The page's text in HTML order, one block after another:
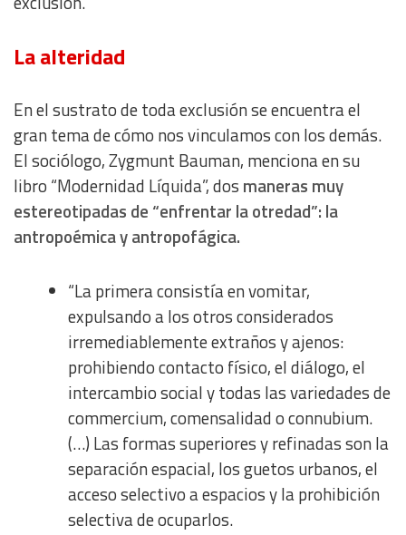
La alteridad
En el sustrato de toda exclusión se encuentra el
gran tema de cómo nos vinculamos con los demás.
El sociólogo, Zygmunt Bauman, menciona en su
libro “Modernidad Líquida”, dos maneras muy
estereotipadas de “enfrentar la otredad”: la
antropoémica y antropofágica.
“La primera consistía en vomitar,
expulsando a los otros considerados
irremediablemente extraños y ajenos:
prohibiendo contacto físico, el diálogo, el
intercambio social y todas las variedades de
commercium, comensalidad o connubium.
(…) Las formas superiores y refinadas son la
separación espacial, los guetos urbanos, el
acceso selectivo a espacios y la prohibición
selectiva de ocuparlos.